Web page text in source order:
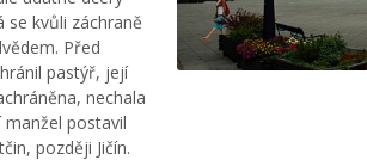
se kvůli záchraně
Před
pastýř, její
nechala
manžel postavil
později Jičín.